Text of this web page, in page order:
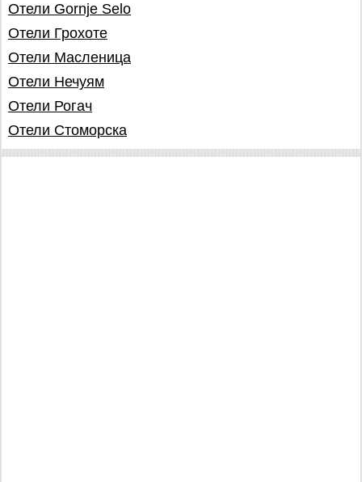
Отели Gornje Selo
Отели Грохоте
Отели Масленица
Отели Нечуям
Отели Рогач
Отели Стоморска